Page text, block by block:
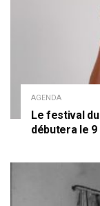
AGENDA
Le festival
débutera le